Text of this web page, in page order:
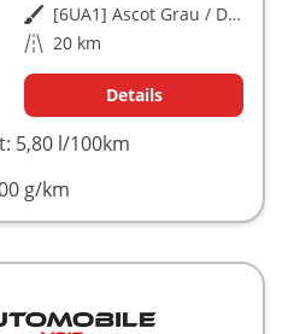
Außenfarbe
[6UA1] Ascot Grau / Dach Schwarz
Kilometerstand 20 km
Details
5,80 l/100km
g/km